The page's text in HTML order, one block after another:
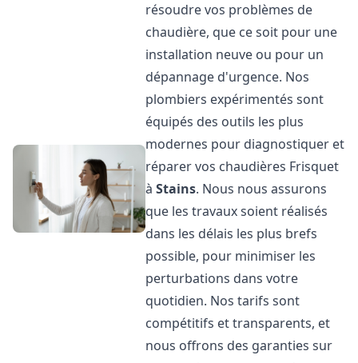
résoudre vos problèmes de
chaudière, que ce soit pour une
installation neuve ou pour un
dépannage d'urgence. Nos
plombiers expérimentés sont
équipés des outils les plus
modernes pour diagnostiquer et
réparer vos chaudières Frisquet
àStains. Nous nous assurons
que les travaux soient réalisés
dans les délais les plus brefs
possible, pour minimiser les
perturbations dans votre
quotidien. Nos tarifs sont
compétitifs et transparents, et
nous offrons des garanties sur